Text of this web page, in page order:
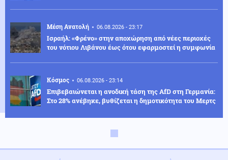
Μέση Ανατολή 06.08.2026 - 23:17
Ισραήλ: «Φρένο» στην αποχώρηση από νέες περιοχές
του νότιου Λιβάνου έως ότου εφαρμοστεί η συμφωνία
Κόσμος 06.08.2026 - 23:14
Επιβεβαιώνεται η ανοδική τάση της AfD στη Γερμανία:
Στο 28% ανέβηκε, βυθίζεται η δημοτικότητα του Μερτς